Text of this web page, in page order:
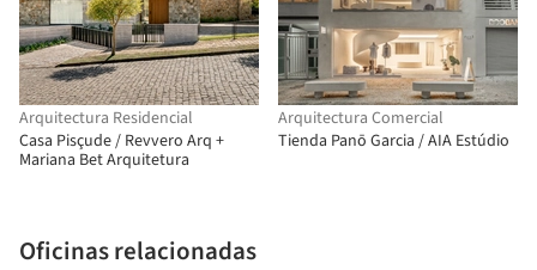
Arquitectura Residencial
Casa Pisçude / Revvero Arq +
Mariana Bet Arquitetura
Oficinas relacionadas
Arquitectura Comercial
Tienda Panō Garcia / AIA Estúdio